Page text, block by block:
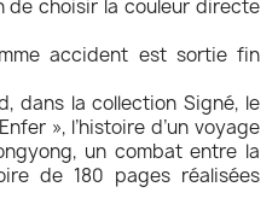
de choisir la couleur directe
accident est sortie fin
dans la collection Signé, le
», l’histoire d’un voyage
un combat entre la
de 180 pages réalisées